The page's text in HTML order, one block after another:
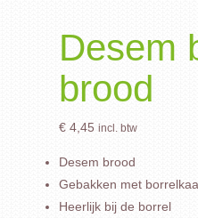
Desem
brood
€4,45 incl. btw
Desem brood
Gebakken met
Heerlijk bij de borrel